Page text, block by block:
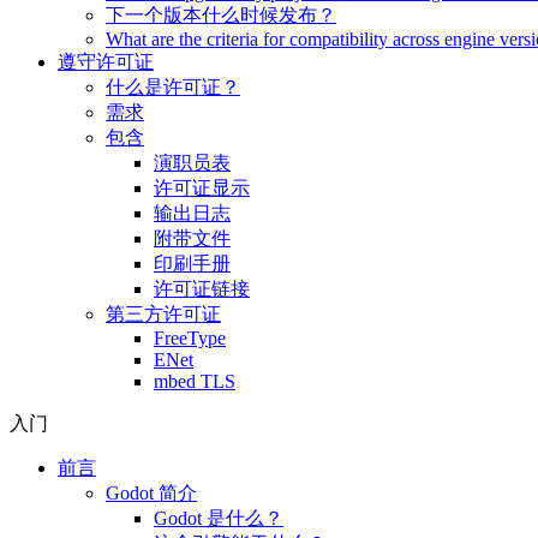
下一个版本什么时候发布？
What are the criteria for compatibility across engine
遵守许可证
什么是许可证？
需求
包含
演职员表
许可证显示
输出日志
附带文件
印刷手册
许可证链接
第三方许可证
FreeType
ENet
mbed TLS
入门
前言
Godot 简介
Godot 是什么？